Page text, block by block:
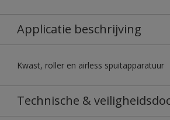
Applicatie beschrijving
Kwast, roller en airless spuitapparatuur
Technische &